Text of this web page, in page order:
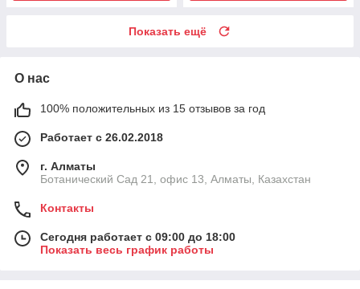
Показать ещё
О нас
100% положительных из 15 отзывов за год
Работает с 26.02.2018
г. Алматы
Ботанический Сад 21, офис 13, Алматы, Казахстан
Контакты
Сегодня работает с 09:00 до 18:00
Показать весь график работы